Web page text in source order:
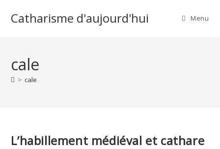
Catharisme d'aujourd'hui Menu
cale
> cale
L’habillement médiéval et cathare